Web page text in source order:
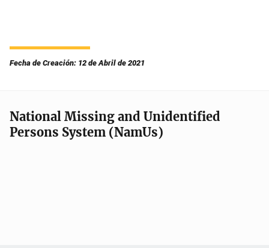
Fecha de Creación: 12 de Abril de 2021
National Missing and Unidentified
Persons System (NamUs)